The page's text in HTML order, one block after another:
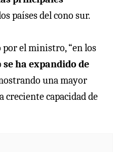
países del cono sur.
por el ministro, “en los
se ha expandido de
una mayor
capacidad de